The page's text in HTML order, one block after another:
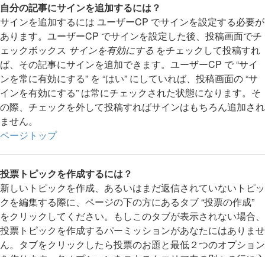
自分の記事にサインを追加するには？
サインを追加するには ユーザーCP でサインを設定する必要が
あります。ユーザーCP でサインを設定した後、投稿画面でチ
ェックボックス サインを有効にする をチェックして投稿すれ
ば、その記事にサインを追加できます。ユーザーCP で “サイ
ンを常に有効にする” を “はい” にしていれば、投稿画面の “サ
インを有効にする” は常にチェックされた状態になります。そ
の際、チェックを外して投稿すればサインはもちろん追加され
ません。
ページトップ
投票トピックを作成するには？
新しいトピックを作成、あるいはまだ返信されていないトピッ
クを編集する際に、ページの下の方にあるタブ “投票の作成”
をクリックしてください。もしこのタブが表示されない場合、
投票トピックを作成するパーミッションがあなたにはありませ
ん。タブをクリックしたら投票のお題と最低２つのオプション